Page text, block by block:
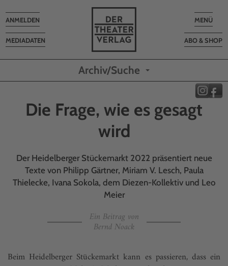
Toggle
MENÜ
ABO & SHOP
MEDIADATEN
Toggle
navigation
ANMELDEN
Archiv/Suche
Die Frage, wie es gesagt
wird
Der Heidelberger Stückemarkt 2022 präsentiert neue
Texte von Philipp Gärtner, Miriam V. Lesch, Paula
Thielecke, Ivana Sokola, dem Diezen-Kollektiv und Leo
Meier
Ein Beitrag von
Bernd Noack
Beim Heidelberger Stückemarkt kann es passieren, dass ein